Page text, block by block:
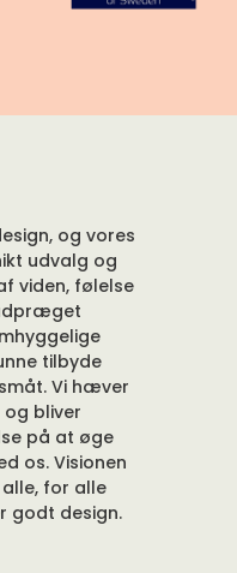
og vores
udvalg og
viden, følelse
tilbyde
Vi hæver
bliver
på at øge
os. Visionen
for alle
godt design.